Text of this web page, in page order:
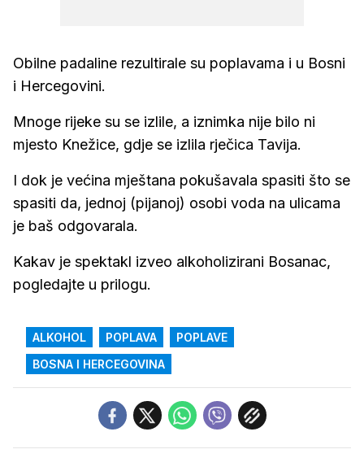
Obilne padaline rezultirale su poplavama i u Bosni
i Hercegovini.
Mnoge rijeke su se izlile, a iznimka nije bilo ni
mjesto Knežice, gdje se izlila rječica Tavija.
I dok je većina mještana pokušavala spasiti što se
spasiti da, jednoj (pijanoj) osobi voda na ulicama
je baš odgovarala.
Kakav je spektakl izveo alkoholizirani Bosanac,
pogledajte u prilogu.
ALKOHOL POPLAVA
POPLAVE
BOSNA I HERCEGOVINA